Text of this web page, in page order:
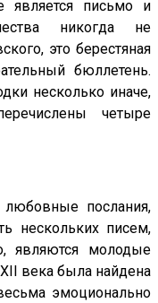
является письмо и
никогда не
это берестяная
бюллетень.
несколько иначе,
четыре
любовные послания,
нескольких писем,
являются молодые
века была найдена
эмоционально